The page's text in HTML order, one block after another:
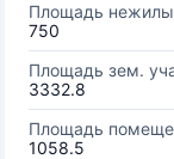
Площадь
750
Площадь зем.
3332.8
Площадь
1058.5